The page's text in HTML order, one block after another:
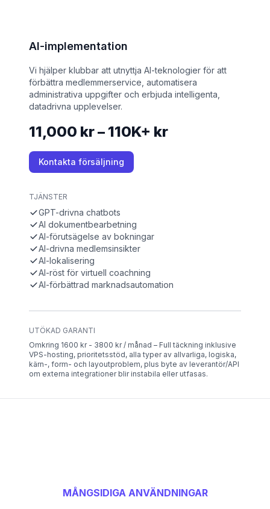
AI-implementation
Vi hjälper klubbar att utnyttja AI-teknologier för att
förbättra medlemmerservice, automatisera
administrativa uppgifter och erbjuda intelligenta,
datadrivna upplevelser.
11,000 kr – 110K+ kr
Kontakta försäljning
TJÄNSTER
GPT-drivna chatbots
AI dokumentbearbetning
AI-förutsägelse av bokningar
AI-drivna medlemsinsikter
AI-lokalisering
AI-röst för virtuell coachning
AI-förbättrad marknadsautomation
UTÖKAD GARANTI
Omkring 1600 kr - 3800 kr / månad – Full täckning inklusive
VPS-hosting, prioritetsstöd, alla typer av allvarliga, logiska,
kärn-, form- och layoutproblem, plus byte av leverantör/API
om externa integrationer blir instabila eller utfasas.
MÅNGSIDIGA ANVÄNDNINGAR